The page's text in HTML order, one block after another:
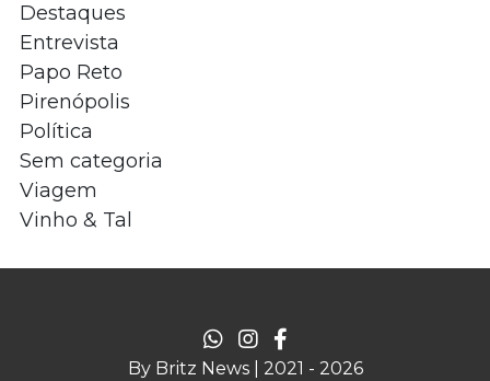
Destaques
Entrevista
Papo Reto
Pirenópolis
Política
Sem categoria
Viagem
Vinho & Tal
By Britz News | 2021 - 2026